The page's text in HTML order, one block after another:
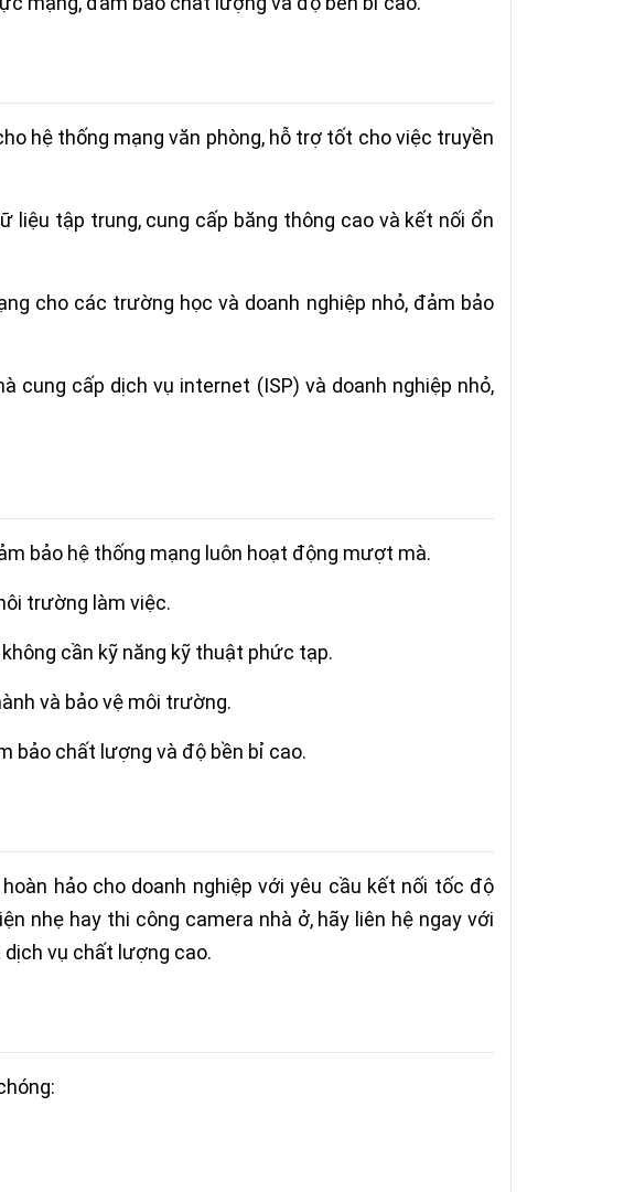
hệ thống mạng văn phòng, hỗ trợ tốt cho việc truyền
liệu tập trung, cung cấp băng thông cao và kết nối ổn
cho các trường học và doanh nghiệp nhỏ, đảm bảo
cung cấp dịch vụ internet (ISP) và doanh nghiệp nhỏ,
bảo hệ thống mạng luôn hoạt động mượt mà.
trường làm việc.
cần kỹ năng kỹ thuật phức tạp.
và bảo vệ môi trường.
bảo chất lượng và độ bền bỉ cao.
hảo cho doanh nghiệp với yêu cầu kết nối tốc độ
nhẹ hay thi công camera nhà ở, hãy liên hệ ngay với
dịch vụ chất lượng cao.